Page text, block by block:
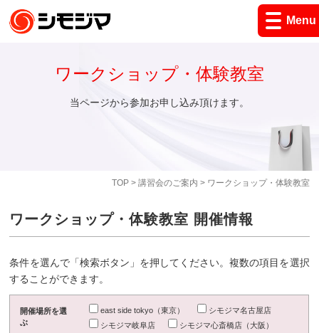
Menu
TOP> 講習会のご案内 > ワークショップ・体験教室
ワークショップ・体験教室
当ページから参加お申し込み頂けます。
ワークショップ・体験教室 開催情報
条件を選んで「検索ボタン」を押してください。複数の項目を選択
することができます。
開催場所を選
ぶ
east side tokyo（東京）
シモジマ名古屋店
シモジマ岐阜店
シモジマ心斎橋店（大阪）